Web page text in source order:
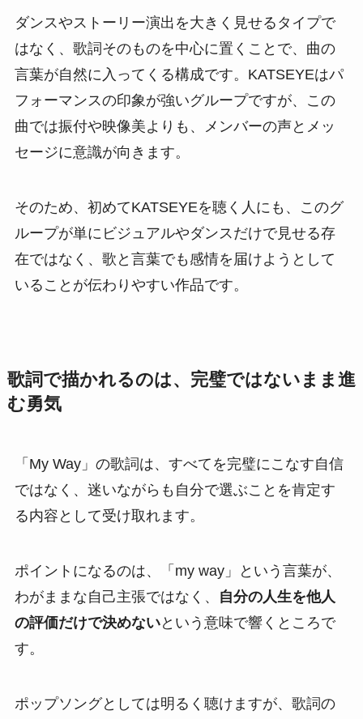
ダンスやストーリー演出を大きく見せるタイプで
はなく、歌詞そのものを中心に置くことで、曲の
言葉が自然に入ってくる構成です。KATSEYEはパ
フォーマンスの印象が強いグループですが、この
曲では振付や映像美よりも、メンバーの声とメッ
セージに意識が向きます。
そのため、初めてKATSEYEを聴く人にも、このグ
ループが単にビジュアルやダンスだけで見せる存
在ではなく、歌と言葉でも感情を届けようとして
いることが伝わりやすい作品です。
歌詞で描かれるのは、完璧ではないまま進
む勇気
「My Way」の歌詞は、すべてを完璧にこなす自信
ではなく、迷いながらも自分で選ぶことを肯定す
る内容として受け取れます。
ポイントになるのは、「my way」という言葉が、
わがままな自己主張ではなく、
自分の人生を他人
の評価だけで決めないという意味で響くところで
す。
ポップソングとしては明るく聴けますが、歌詞の